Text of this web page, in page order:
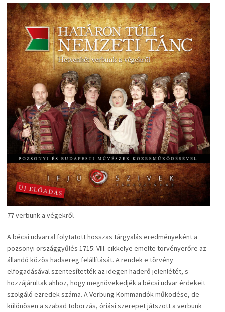
77 verbunk a végekről
A bécsi udvarral folytatott hosszas tárgyalás eredményeként a
pozsonyi országgyűlés 1715: VIII. cikkelye emelte törvényerőre az
állandó közös hadsereg felállítását. A rendek e törvény
elfogadásával szentesítették az idegen haderő jelenlétét, s
hozzájárultak ahhoz, hogy megnövekedjék a bécsi udvar érdekeit
szolgáló ezredek száma. A Verbung Kommandók működése, de
különösen a szabad toborzás, óriási szerepet játszott a verbunk